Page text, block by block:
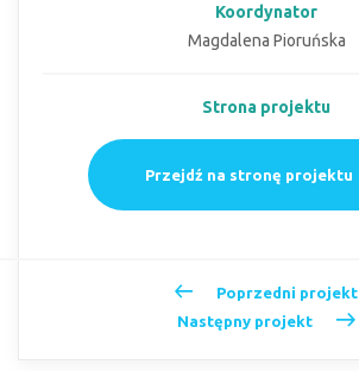
Koordynator
Magdalena Pioruńska
Strona projektu
Przejdź na stronę projektu
Poprzedni projekt
Następny projekt